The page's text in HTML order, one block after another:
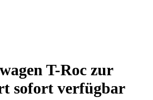
T-Roc zur
sofort verfügbar